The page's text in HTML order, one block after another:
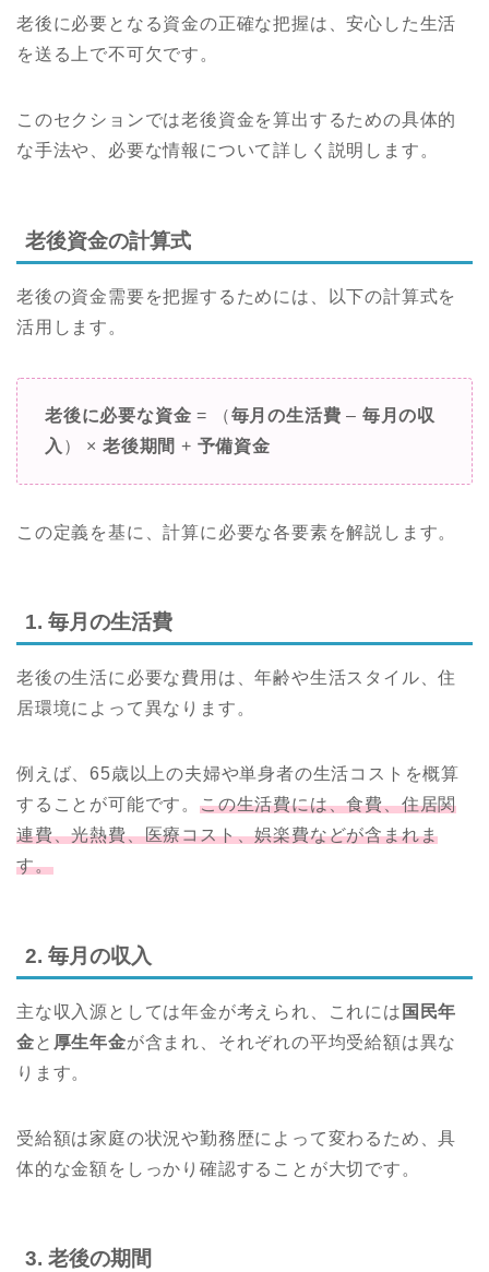
老後に必要となる資金の正確な把握は、安心した生活
を送る上で不可欠です。
このセクションでは老後資金を算出するための具体的
な手法や、必要な情報について詳しく説明します。
老後資金の計算式
老後の資金需要を把握するためには、以下の計算式を
活用します。
老後に必要な資金 = （毎月の生活費 – 毎月の収
入 ） ×老後期間 + 予備資金
この定義を基に、計算に必要な各要素を解説します。
1. 毎月の生活費
老後の生活に必要な費用は、年齢や生活スタイル、住
居環境によって異なります。
例えば、65歳以上の夫婦や単身者の生活コストを概算
することが可能です。 この生活費には、食費、住居関
連費、光熱費、医療コスト、娯楽費などが含まれま
す。
2. 毎月の収入
主な収入源としては年金が考えられ、これには 国民年
金 と 厚生年金が含まれ、それぞれの平均受給額は異な
ります。
受給額は家庭の状況や勤務歴によって変わるため、具
体的な金額をしっかり確認することが大切です。
3. 老後の期間